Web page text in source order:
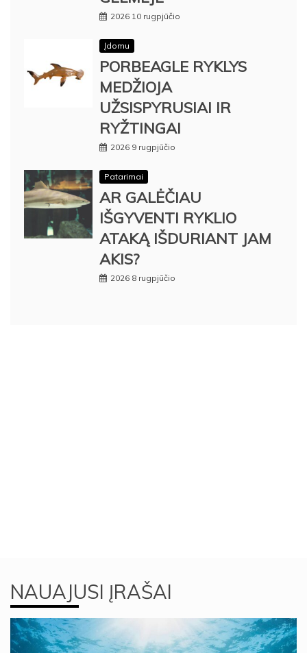
2026 10 rugpjūčio
Įdomu
PORBEAGLE RYKLYS
MEDŽIOJA
UŽSISPYRUSIAI IR
RYŽTINGAI
2026 9 rugpjūčio
Patarimai
AR GALĖČIAU
IŠGYVENTI RYKLIO
ATAKĄ IŠDURIANT JAM
AKIS?
2026 8 rugpjūčio
NAUAJUSI ĮRAŠAI